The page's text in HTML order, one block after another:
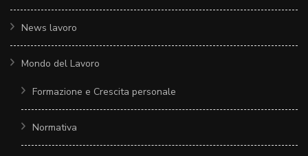
News lavoro
Mondo del Lavoro
Formazione e Crescita personale
Normativa